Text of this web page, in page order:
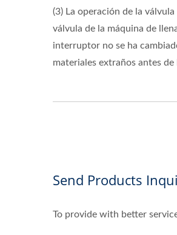
(3) La operación de la
válvula de la máquina de
interruptor no se ha
materiales extraños antes de